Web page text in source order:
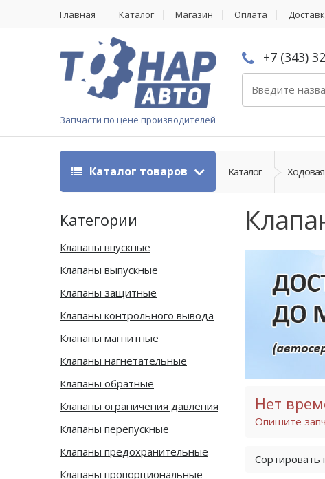
Главная Каталог Магазин Оплата
Запчасти по цене производителей
+7 (343)
Каталог товаров Каталог
Нет
Опишите
Сортировать
Категории
Клапаны впускные
Клапаны выпускные
Клапаны защитные
Клапаны контрольного вывода
Клапаны магнитные
Клапаны нагнетательные
Клапаны обратные
Клапаны ограничения давления
Клапаны перепускные
Клапаны предохранительные
Клапаны пропорциональные